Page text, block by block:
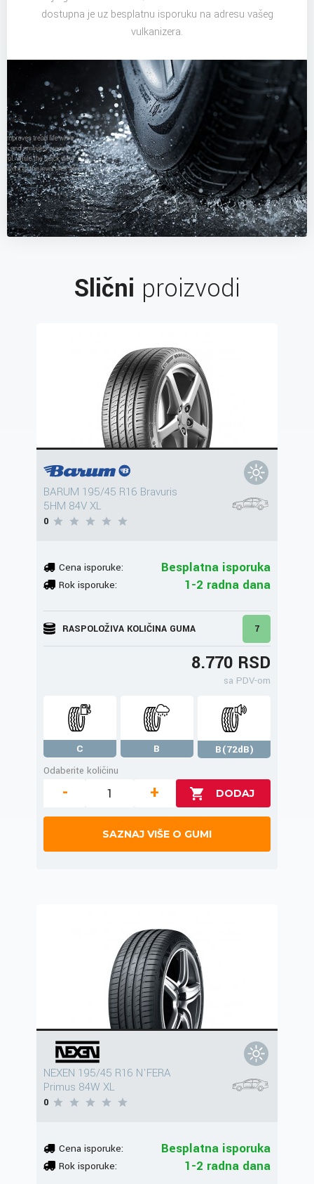
dostupna je uz besplatnu isporuku na adresu vašeg
vulkanizera.
Slični proizvodi
BARUM 195/45 R16 Bravuris
5HM 84V XL
0
Cena isporuke: Besplatna isporuka
Rok isporuke: 1-2 radna dana
RASPOLOŽIVA KOLIČINA GUMA 7
8.770 RSD
sa PDV-om
C B
B(72dB)
Odaberite količinu
- +
SAZNAJ VIŠE O GUMI
NEXEN 195/45 R16 N'FERA
Primus 84W XL
0
Cena isporuke: Besplatna isporuka
Rok isporuke: 1-2 radna dana